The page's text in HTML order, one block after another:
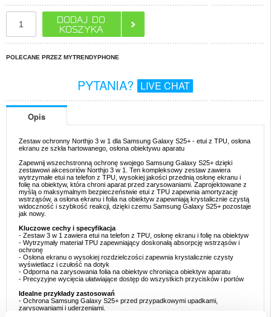
POLECANE PRZEZ MYTRENDYPHONE
PYTANIA? LIVE CHAT
Opis
Zestaw ochronny Northjo 3 w 1 dla Samsung Galaxy S25+ - etui z TPU, osłona
ekranu ze szkła hartowanego, osłona obiektywu aparatu
Zapewnij wszechstronną ochronę swojego Samsung Galaxy S25+ dzięki
zestawowi akcesoriów Northjo 3 w 1. Ten kompleksowy zestaw zawiera
wytrzymałe etui na telefon z TPU, wysokiej jakości przednią osłonę ekranu i
folię na obiektyw, która chroni aparat przed zarysowaniami. Zaprojektowane z
myślą o maksymalnym bezpieczeństwie etui z TPU zapewnia amortyzację
wstrząsów, a osłona ekranu i folia na obiektyw zapewniają krystalicznie czystą
widoczność i szybkość reakcji, dzięki czemu Samsung Galaxy S25+ pozostaje
jak nowy.
Kluczowe cechy i specyfikacja
- Zestaw 3 w 1 zawiera etui na telefon z TPU, osłonę ekranu i folię na obiektyw
- Wytrzymały materiał TPU zapewniający doskonałą absorpcję wstrząsów i
ochronę
- Osłona ekranu o wysokiej rozdzielczości zapewnia krystalicznie czysty
wyświetlacz i czułość na dotyk
- Odporna na zarysowania folia na obiektyw chroniąca obiektyw aparatu
- Precyzyjne wycięcia ułatwiające dostęp do wszystkich przycisków i portów
Idealne przykłady zastosowań
- Ochrona Samsung Galaxy S25+ przed przypadkowymi upadkami,
zarysowaniami i uderzeniami.